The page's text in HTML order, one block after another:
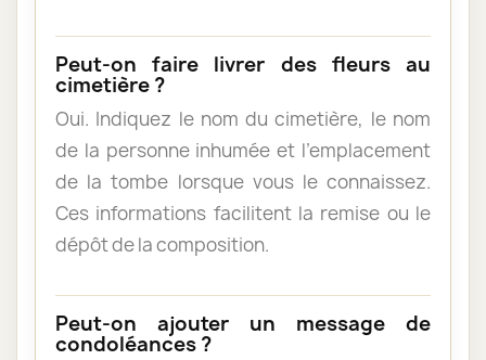
Peut-on faire livrer des fleurs au
cimetière ?
Oui. Indiquez le nom du cimetière, le nom
de la personne inhumée et l’emplacement
de la tombe lorsque vous le connaissez.
Ces informations facilitent la remise ou le
dépôt de la composition.
Peut-on ajouter un message de
condoléances ?